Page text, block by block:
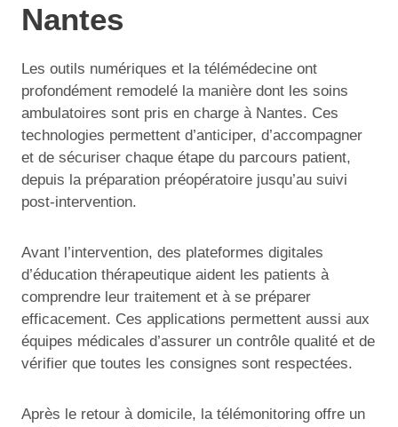
Nantes
Les outils numériques et la télémédecine ont
profondément remodelé la manière dont les soins
ambulatoires sont pris en charge à Nantes. Ces
technologies permettent d’anticiper, d’accompagner
et de sécuriser chaque étape du parcours patient,
depuis la préparation préopératoire jusqu’au suivi
post-intervention.
Avant l’intervention, des plateformes digitales
d’éducation thérapeutique aident les patients à
comprendre leur traitement et à se préparer
efficacement. Ces applications permettent aussi aux
équipes médicales d’assurer un contrôle qualité et de
vérifier que toutes les consignes sont respectées.
Après le retour à domicile, la télémonitoring offre un